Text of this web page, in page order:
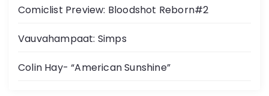
Comiclist Preview: Bloodshot Reborn#2
Vauvahampaat: Simps
Colin Hay- “American Sunshine”